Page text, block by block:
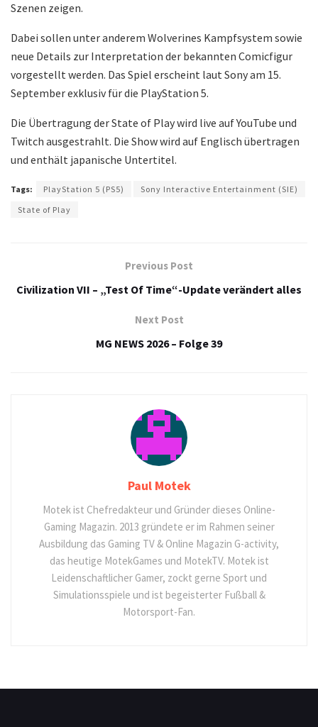
Szenen zeigen.
Dabei sollen unter anderem Wolverines Kampfsystem sowie
neue Details zur Interpretation der bekannten Comicfigur
vorgestellt werden. Das Spiel erscheint laut Sony am 15.
September exklusiv für die PlayStation 5.
Die Übertragung der State of Play wird live auf YouTube und
Twitch ausgestrahlt. Die Show wird auf Englisch übertragen
und enthält japanische Untertitel.
Tags: PlayStation 5 (PS5)
Sony Interactive Entertainment (SIE)
State of Play
Previous Post
Civilization VII – „Test Of Time“-Update verändert alles
Next Post
MG NEWS 2026 – Folge 39
Paul Motek
Motek ist Chefredakteur und Gründer dieses Online-
Gaming Magazin. 2013 gründete er im Rahmen seiner
Ausbildung das Gaming TV & Online Magazin G-activity,
das heutige MotekGames und MotekTV. Motek ist
Leidenschaftlicher Gamer, zockt gerne Sport und
Simulationsspiele und ist begeisterter Fußball &
Motorsport-Fan.